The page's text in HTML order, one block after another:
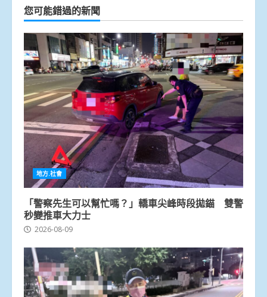
您可能錯過的新聞
地方.社會
「警察先生可以幫忙嗎？」轎車尖峰時段拋錨 雙警
秒變推車大力士
2026-08-09